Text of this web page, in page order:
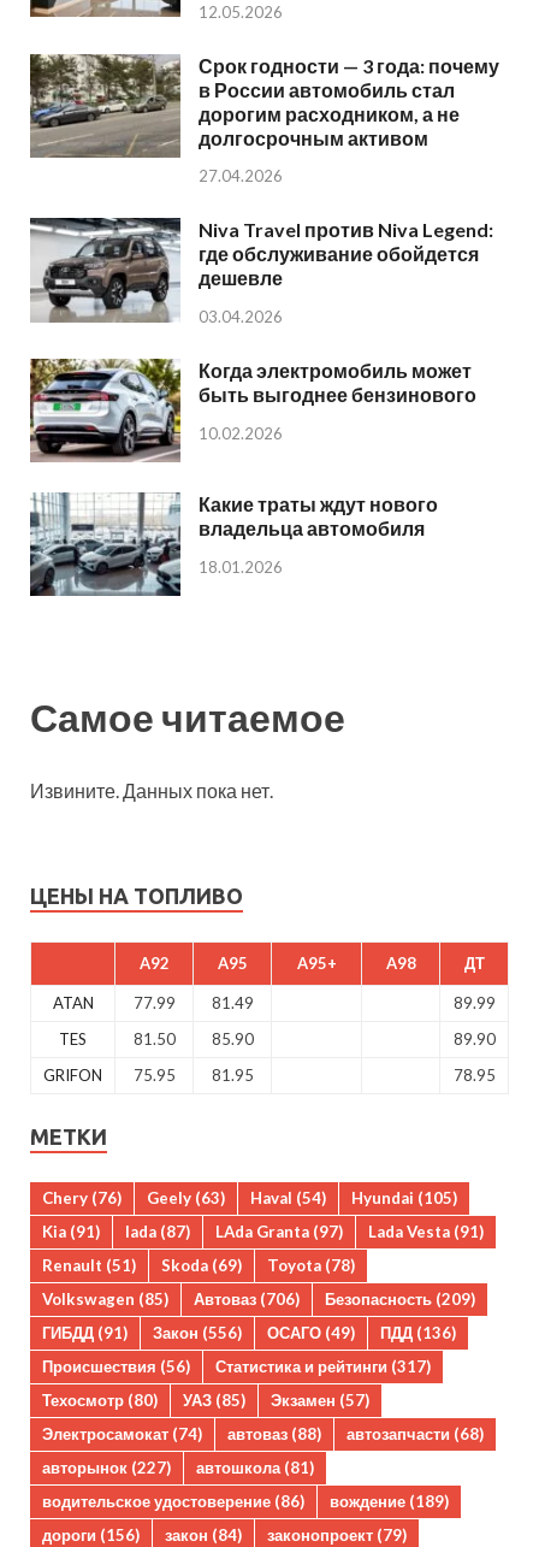
12.05.2026
Срок годности — 3 года: почему
в России автомобиль стал
дорогим расходником, а не
долгосрочным активом
27.04.2026
Niva Travel против Niva Legend:
где обслуживание обойдется
дешевле
03.04.2026
Когда электромобиль может
быть выгоднее бензинового
10.02.2026
Какие траты ждут нового
владельца автомобиля
18.01.2026
Самое читаемое
Извините. Данных пока нет.
ЦЕНЫ НА ТОПЛИВО
A92 A95 A95+ A98 ДТ
ATAN 77.99 81.49
89.99
TES
81.50 85.90
89.90
GRIFON
75.95 81.95 78.95
МЕТКИ
Chery (76) Geely (63) Haval (54) Hyundai (105)
Kia (91) lada (87) LAda Granta (97) Lada Vesta (91)
Renault (51) Skoda (69) Toyota (78)
Volkswagen (85) Автоваз (706) Безопасность (209)
ГИБДД (91) Закон (556) ОСАГО (49) ПДД (136)
Происшествия (56) Статистика и рейтинги (317)
Техосмотр (80) УАЗ (85) Экзамен (57)
Электросамокат (74) автоваз (88) автозапчасти (68)
авторынок (227) автошкола(81)
водительское удостоверение (86) вождение (189)
дороги (156) закон (84) законопроект (79)